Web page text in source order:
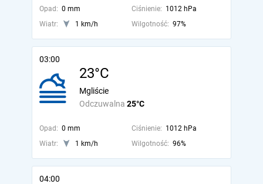
Opad: 0 mm Ciśnienie: 1012 hPa
Wiatr:
1 km/h Wilgotność: 97%
03:00
23°C
Odczuwalna 25°C
Mgliście
Opad: 0 mm Ciśnienie: 1012 hPa
Wiatr:
1 km/h Wilgotność: 96%
04:00